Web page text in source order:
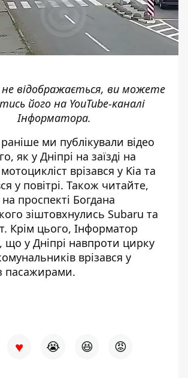
не відображається, ви можете
його на YouTube-каналі
Інформатора.
ми публікували відео
як у Дніпрі на заїзді на
врізався у Kia та
у повітрі. Також читайте,
на проспекті Богдана
зіштовхнулись Subaru та
. Крім цього, Інформатор
що у Дніпрі навпроти цирку
врізався у
пасажирами.
♥ 😭 😆 😡